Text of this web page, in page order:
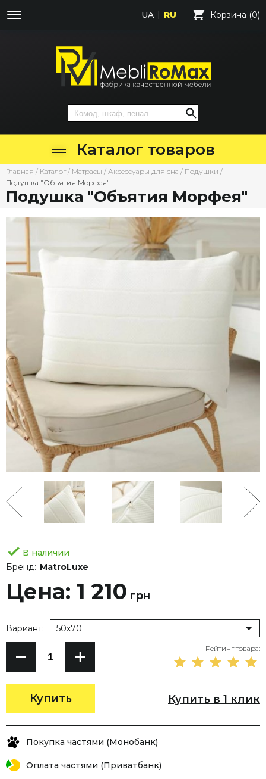
UA RU Корзина (0)
Каталог товаров
Главная / Каталог / Матрасы / Аксессуары для сна / Подушки /
Подушка "Объятия Морфея"
Подушка "Объятия Морфея"
В наличии
Бренд: MatroLuxe
Цена: 1 210 грн
Купить
Вариант: 50х70
Рейтинг товара:
Купить в 1 клик
Покупка частями (Монобанк)
Оплата частями (Приватбанк)